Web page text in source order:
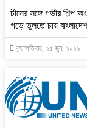
চীনের সঙ্গে গভীর শিল্প
গড়ে তুলতে চায়
বৃহস্পতিবার, ২৫ জুন, ২০২৬